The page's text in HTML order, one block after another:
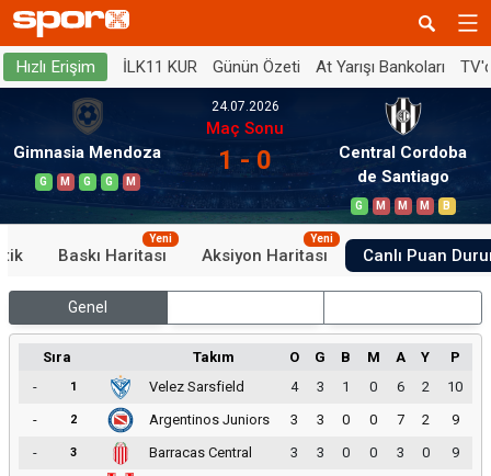
Hızlı Erişim İLK11 KUR Günün Özeti At Yarışı Bankoları
Gimnasia Mendoza
G M G G M
24.07.2026
Maç Sonu
1 - 0
Central Cordoba
de Santiago
G M M M B
Baskı Haritası
Yeni
Aksiyon Haritası
Yeni
Canlı Puan
Genel
Sıra Takım O G B M A Y
P
-
1 Velez Sarsfield 4 3 1 0 6 2
10
-
2 Argentinos Juniors 3 3 0 0 7 2
9
-
3 Barracas Central 3 3 0 0 3 0
9